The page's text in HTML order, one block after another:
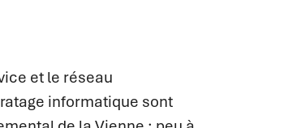
et le réseau
informatique sont